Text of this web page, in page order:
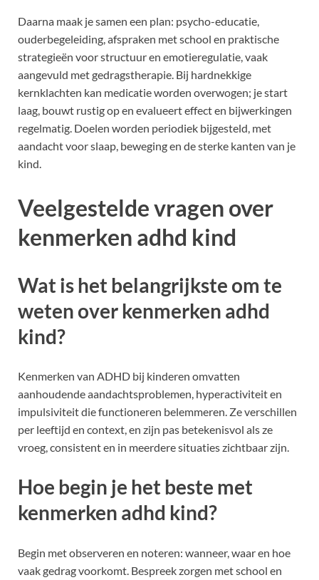
Daarna maak je samen een plan: psycho-educatie,
ouderbegeleiding, afspraken met school en praktische
strategieën voor structuur en emotieregulatie, vaak
aangevuld met gedragstherapie. Bij hardnekkige
kernklachten kan medicatie worden overwogen; je start
laag, bouwt rustig op en evalueert effect en bijwerkingen
regelmatig. Doelen worden periodiek bijgesteld, met
aandacht voor slaap, beweging en de sterke kanten van je
kind.
Veelgestelde vragen over
kenmerken adhd kind
Wat is het belangrijkste om te
weten over kenmerken adhd
kind?
Kenmerken van ADHD bij kinderen omvatten
aanhoudende aandachtsproblemen, hyperactiviteit en
impulsiviteit die functioneren belemmeren. Ze verschillen
per leeftijd en context, en zijn pas betekenisvol als ze
vroeg, consistent en in meerdere situaties zichtbaar zijn.
Hoe begin je het beste met
kenmerken adhd kind?
Begin met observeren en noteren: wanneer, waar en hoe
vaak gedrag voorkomt. Bespreek zorgen met school en